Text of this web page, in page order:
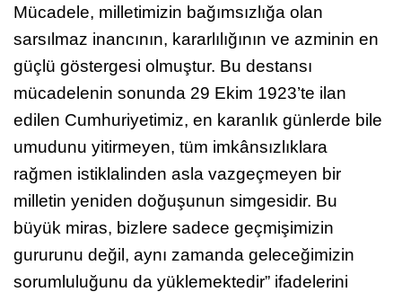
Mücadele, milletimizin bağımsızlığa olan
sarsılmaz inancının, kararlılığının ve azminin en
güçlü göstergesi olmuştur. Bu destansı
mücadelenin sonunda 29 Ekim 1923’te ilan
edilen Cumhuriyetimiz, en karanlık günlerde bile
umudunu yitirmeyen, tüm imkânsızlıklara
rağmen istiklalinden asla vazgeçmeyen bir
milletin yeniden doğuşunun simgesidir. Bu
büyük miras, bizlere sadece geçmişimizin
gururunu değil, aynı zamanda geleceğimizin
sorumluluğunu da yüklemektedir” ifadelerini